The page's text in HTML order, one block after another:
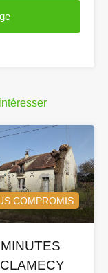
COMPROMIS